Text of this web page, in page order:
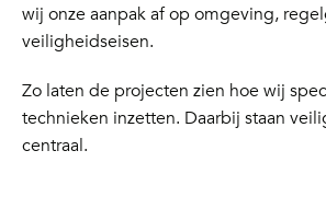
wij onze aanpak af op omgeving,
veiligheidseisen.
Zo laten de projecten zien hoe wij
technieken inzetten. Daarbij staan
centraal.